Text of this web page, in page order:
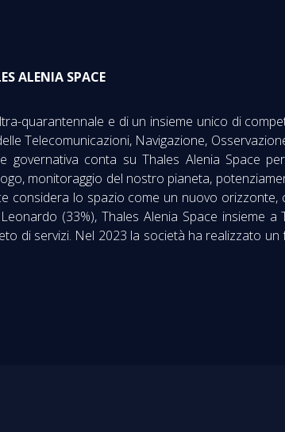
ALENIA SPACE
quarantennale e di un insieme unico di
Telecomunicazioni, Navigazione,
governativa conta su Thales Alenia Space
monitoraggio del nostro pianeta,
considera lo spazio come un nuovo
(33%), Thales Alenia Space insieme
di servizi. Nel 2023 la società ha realizzato